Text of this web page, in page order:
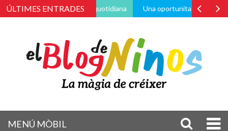
ÚLTIMES ENTRADES
de la vida pràctica i quotidiana Una oportunitat de canvi
MENÚ MÒBIL